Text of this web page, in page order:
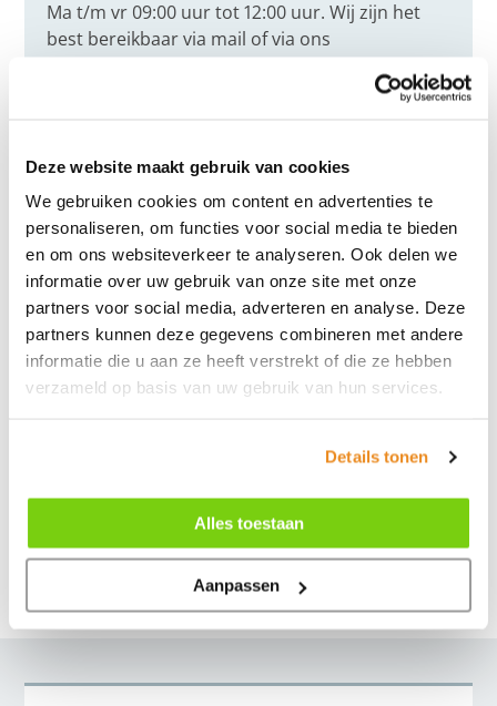
Deze website maakt gebruik van cookies
We gebruiken cookies om content en advertenties te
personaliseren, om functies voor social media te bieden
en om ons websiteverkeer te analyseren. Ook delen we
informatie over uw gebruik van onze site met onze
partners voor social media, adverteren en analyse. Deze
partners kunnen deze gegevens combineren met andere
informatie die u aan ze heeft verstrekt of die ze hebben
verzameld op basis van uw gebruik van hun services.
Details tonen
Alles toestaan
Aanpassen
Ma t/m vr 09:00 uur tot 12:00 uur. Wij zijn het
best bereikbaar via mail of via ons
contactformulier een terugbelverzoek in te
Aqua Vita Wellness Asperen
Perendreef 1a
4147 HA Asperen (KvK 82179239)
asperen@aquavitawellness.nl
Plan route
Blijf op de hoogte via je eigen
Instagram